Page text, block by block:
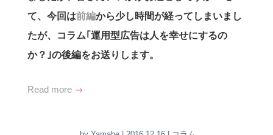
て、今回は前編から少し時間が経ってしまいまし
たが、コラム｢運用型広告は人を幸せにするの
か？｣の後編をお送りします。
Read more